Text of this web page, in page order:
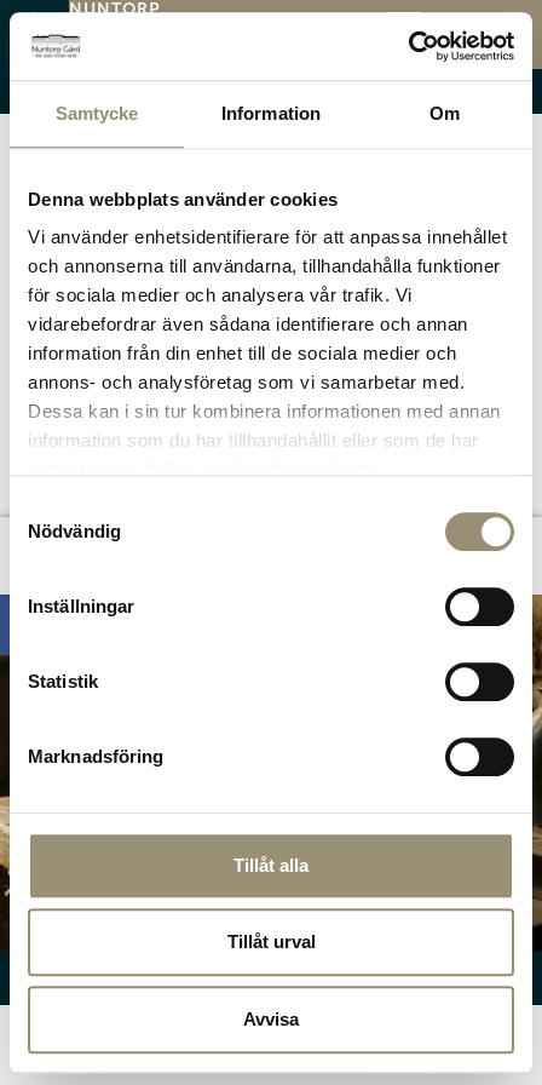
Samtycke Information Om
Denna webbplats använder cookies
Vi använder enhetsidentifierare för att anpassa innehållet
och annonserna till användarna, tillhandahålla funktioner
för sociala medier och analysera vår trafik. Vi
vidarebefordrar även sådana identifierare och annan
information från din enhet till de sociala medier och
annons- och analysföretag som vi samarbetar med.
Dessa kan i sin tur kombinera informationen med annan
information som du har tillhandahållit eller som de har
Nödvändig
Inställningar
Statistik
Marknadsföring
Tillåt alla
Tillåt urval
Avvisa
NUNTORP
MINNESSTUND
PAKET 2
Hitta hit!
© Nuntorp Gård2026